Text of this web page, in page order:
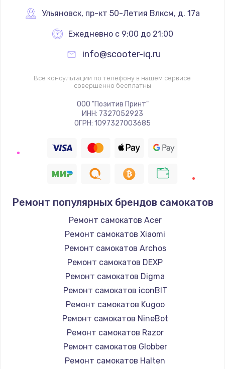
Ульяновск, пр-кт 50-Летия Влксм, д. 17а
Ежедневно с 9:00 до 21:00
info@scooter-iq.ru
Все консультации по телефону в нашем сервисе
совершенно бесплатны
ООО "Позитив Принт"
ИНН: 7327052923
ОГРН: 1097327003685
Ремонт популярных брендов самокатов
Ремонт самокатов Acer
Ремонт самокатов Xiaomi
Ремонт самокатов Archos
Ремонт самокатов DEXP
Ремонт самокатов Digma
Ремонт самокатов iconBIT
Ремонт самокатов Kugoo
Ремонт самокатов NineBot
Ремонт самокатов Razor
Ремонт самокатов Globber
Ремонт самокатов Halten